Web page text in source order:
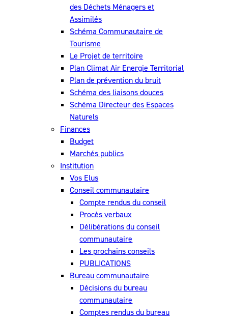
des Déchets Ménagers et
Assimilés
Schéma Communautaire de
Tourisme
Le Projet de territoire
Plan Climat Air Energie Territorial
Plan de prévention du bruit
Schéma des liaisons douces
Schéma Directeur des Espaces
Naturels
Finances
Budget
Marchés publics
Institution
Vos Elus
Conseil communautaire
Compte rendus du conseil
Procès verbaux
Délibérations du conseil
communautaire
Les prochains conseils
PUBLICATIONS
Bureau communautaire
Décisions du bureau
communautaire
Comptes rendus du bureau